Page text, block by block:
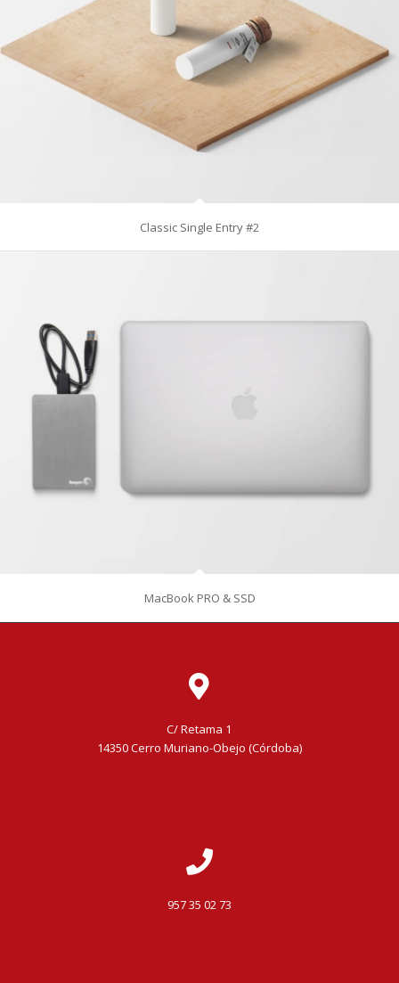
Classic Single Entry #2
MacBook PRO & SSD
C/ Retama 1
14350 Cerro Muriano-Obejo (Córdoba)
957 35 02 73